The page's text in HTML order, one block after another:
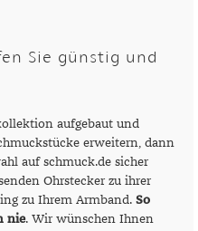
Sie günstig und
aufgebaut und
erweitern, dann
auf schmuck.de sicher
Ohrstecker zu ihrer
zu Ihrem Armband. So
nie. Wir wünschen Ihnen